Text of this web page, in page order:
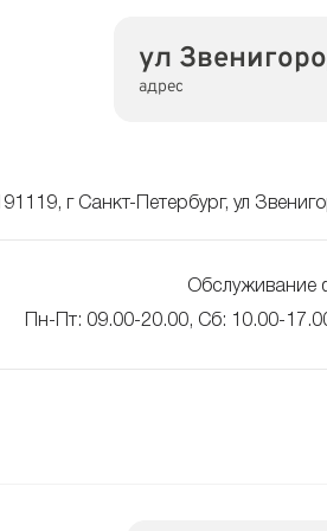
ул
адрес
191119, г Санкт-Петербург, ул
Обслуживание
Пн-Пт: 09.00-20.00, Сб: 10.00-